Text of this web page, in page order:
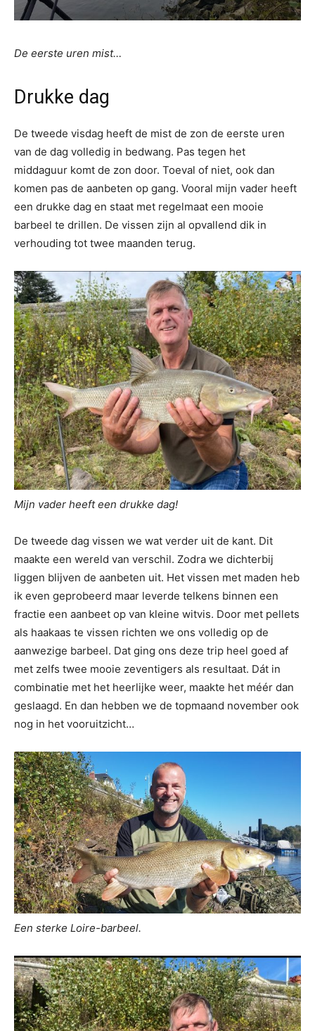
De eerste uren mist…
Drukke dag
De tweede visdag heeft de mist de zon de eerste uren
van de dag volledig in bedwang. Pas tegen het
middaguur komt de zon door. Toeval of niet, ook dan
komen pas de aanbeten op gang. Vooral mijn vader heeft
een drukke dag en staat met regelmaat een mooie
barbeel te drillen. De vissen zijn al opvallend dik in
verhouding tot twee maanden terug.
Mijn vader heeft een drukke dag!
De tweede dag vissen we wat verder uit de kant. Dit
maakte een wereld van verschil. Zodra we dichterbij
liggen blijven de aanbeten uit. Het vissen met maden heb
ik even geprobeerd maar leverde telkens binnen een
fractie een aanbeet op van kleine witvis. Door met pellets
als haakaas te vissen richten we ons volledig op de
aanwezige barbeel. Dat ging ons deze trip heel goed af
met zelfs twee mooie zeventigers als resultaat. Dát in
combinatie met het heerlijke weer, maakte het méér dan
geslaagd. En dan hebben we de topmaand november ook
nog in het vooruitzicht…
Een sterke Loire-barbeel.